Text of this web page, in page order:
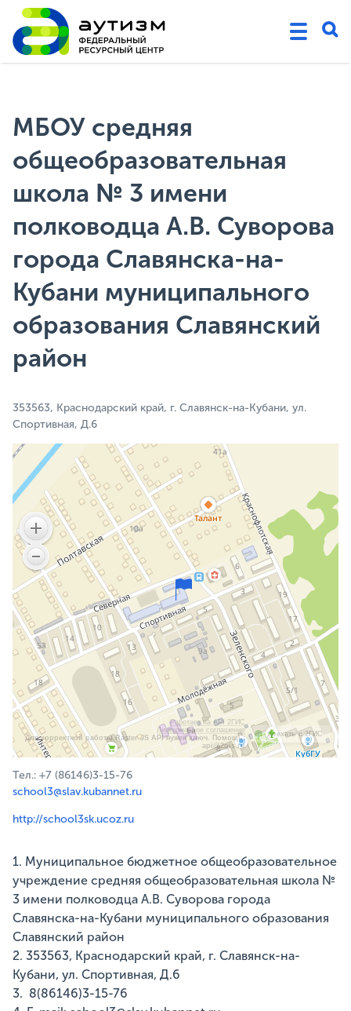
МБОУ средняя
общеобразовательная
школа № 3 имени
полководца А.В. Суворова
города Славянска-на-
Кубани муниципального
образования Славянский
район
353563, Краснодарский край, г. Славянск-на-Кубани, ул.
Спортивная, Д.6
Работает на API 2ГИС
Лицензионное соглашение
Для корректной работы Raster JS API нужен ключ. Помощь:
api@2gis.ru
Доехать с 2ГИС
Тел.: +7 (86146)3-15-76
school3@slav.kubannet.ru
http://school3sk.ucoz.ru
1. Муниципальное бюджетное общеобразовательное
учреждение средняя общеобразовательная школа №
3 имени полководца А.В. Суворова города
Славянска-на-Кубани муниципального образования
Славянский район
2. 353563, Краснодарский край, г. Славянск-на-
Кубани, ул. Спортивная, Д.6
3. 8(86146)3-15-76